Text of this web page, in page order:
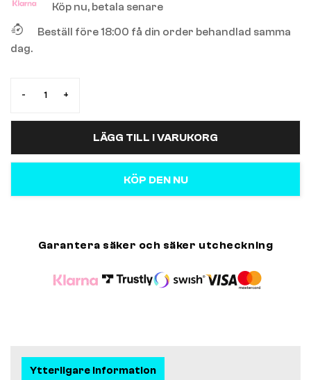
Köp nu, betala senare
Beställ före 18:00 få din order behandlad samma
dag.
- +
LÄGG TILL I VARUKORG
KÖP DEN NU
Garantera säker och säker utcheckning
Ytterligare information